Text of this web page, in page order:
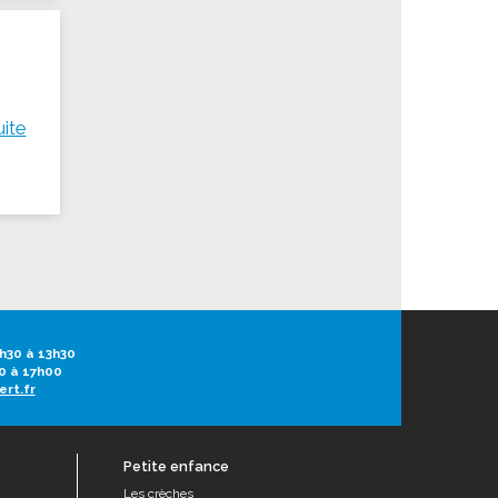
à 13h30
à 17h00
Petite enfance
Les crèches